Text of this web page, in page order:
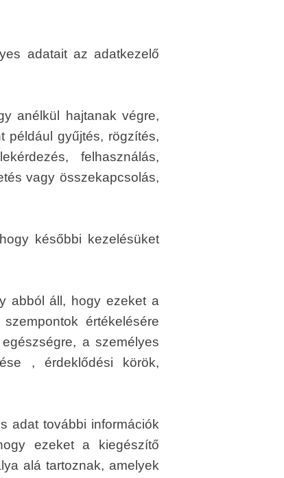
adatait az adatkezelő
anélkül hajtanak végre,
például gyűjtés, rögzítés,
felhasználás,
vagy összekapcsolás,
későbbi kezelésüket
abból áll, hogy ezeket a
értékelésére
a személyes
, érdeklődési körök,
adat további információk
ezeket a kiegészítő
alá tartoznak, amelyek